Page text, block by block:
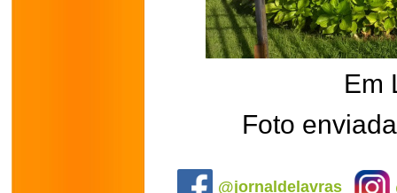
Em
Foto
@jornaldelavras